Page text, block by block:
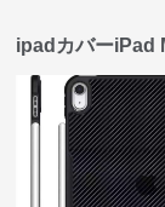
ipadカバーiPad